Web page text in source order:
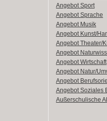
Angebot Sport
Angebot Sprache
Angebot Musik
Angebot Kunst/
Angebot Theater/
Angebot
Angebot Wirtschaft
Angebot Natur/
Angebot
Angebot Soziales
Außerschulische